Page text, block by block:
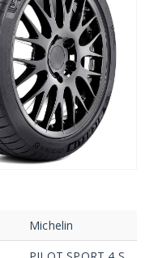
Michelin